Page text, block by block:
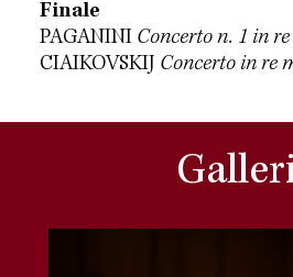
Finale
PAGANINI Concerto n. 1 in
CIAIKOVSKIJ Concerto in re